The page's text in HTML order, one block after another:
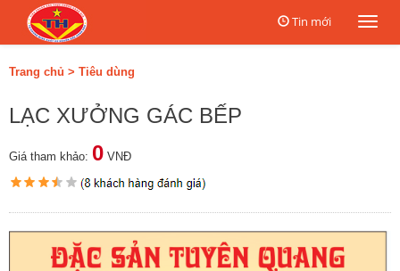
Tin mới
Trang chủ > Tiêu dùng
LẠC XƯỞNG GÁC BẾP
Giá tham khảo: 0 VNĐ